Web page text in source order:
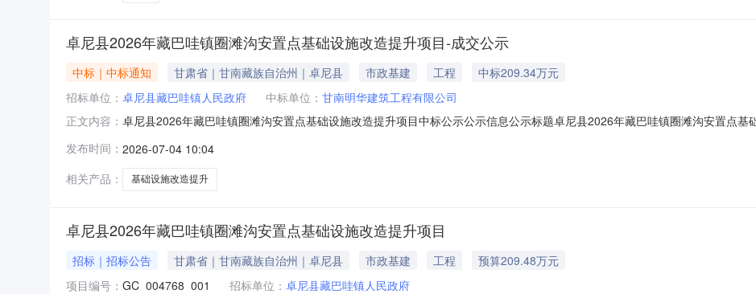
卓尼县2026年藏巴哇镇圈滩沟安置点基础设施改造提升项目-成交公示
中标｜中标通知 甘肃省｜甘南藏族自治州｜卓尼县 市政基建 工程
中标209.34万元
招标单位： 卓尼县藏巴哇镇人民政府 中标单位： 甘南明华建筑工程有限公司
正文内容： 卓尼县2026年藏巴哇镇圈滩沟安置点基础设施改造提升项目中标公示公示信息公示标题卓尼县2026年藏巴哇镇圈滩沟安置点
本次招标的卓尼县2026年藏巴哇镇圈滩沟安置点基础设施改造提升项目，通过甘肃省阳光招标采购平台（甘南州）发布邀请招
发布时间： 2026-07-04 10:04
相关产品：
基础设施改造提升
卓尼县2026年藏巴哇镇圈滩沟安置点基础设施改造提升项目
招标｜招标公告 甘肃省｜甘南藏族自治州｜卓尼县 市政基建 工程
预算209.48万元
项目编号： GC_004768_001 招标单位： 卓尼县藏巴哇镇人民政府